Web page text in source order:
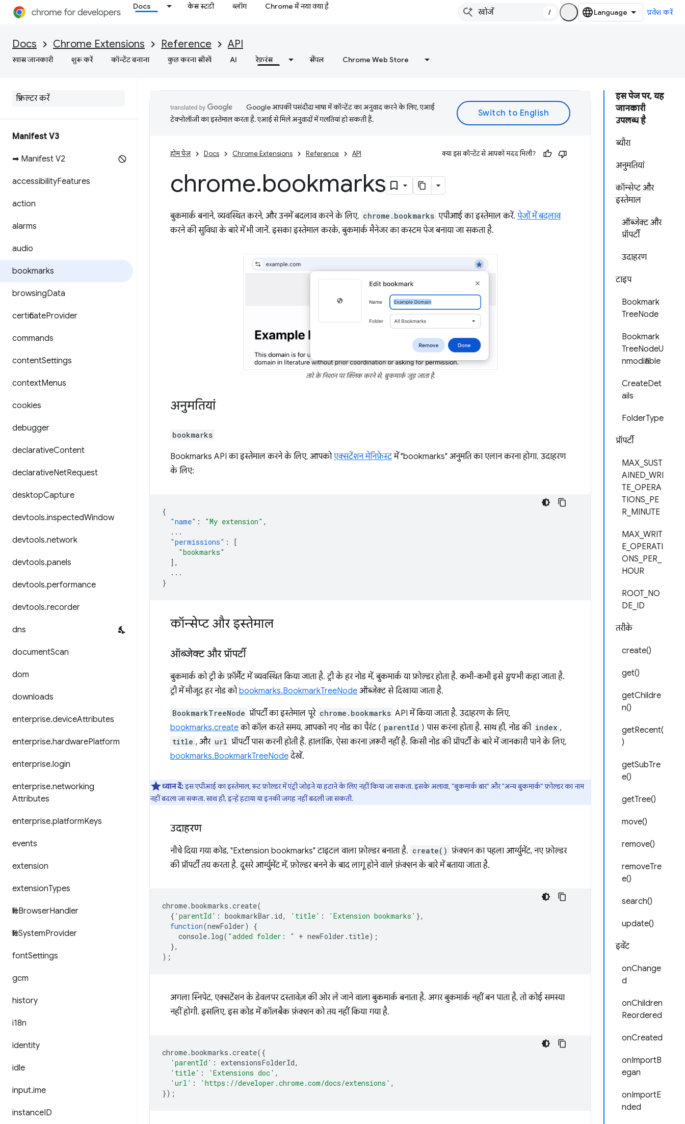
Docs केस स्टडी ब्लॉग Chrome में नया क्या है
/ प्रवेश करें
Docs Chrome Extensions Reference API
खास जानकारी शुरू करें कॉन्टेंट बनाना कुछ करना सीखें AI रेफ़रंस सैंपल Chrome Web Store
Manifest V3
➡ Manifest V2
accessibilityFeatures
action
alarms
audio
bookmarks
browsingData
certificateProvider
commands
contentSettings
contextMenus
cookies
debugger
declarativeContent
declarativeNetRequest
desktopCapture
devtools.inspectedWindow
devtools.network
devtools.panels
devtools.performance
devtools.recorder
dns
documentScan
dom
downloads
enterprise.deviceAttributes
enterprise.hardwarePlatform
enterprise.login
enterprise.networking
Attributes
enterprise.platformKeys
events
extension
extensionTypes
fileBrowserHandler
fileSystemProvider
fontSettings
gcm
history
i18n
identity
idle
input.ime
instanceID
इस पेज पर, यह
जानकारी
उपलब्ध है
ब्यौरा
अनुमतियां
कॉन्सेप्ट और
इस्तेमाल
ऑब्जेक्ट और
प्रॉपर्टी
उदाहरण
टाइप
Bookmark
TreeNode
Bookmark
TreeNodeU
nmodifiable
CreateDet
ails
FolderType
प्रॉपर्टी
MAX_SUST
AINED_WRI
TE_OPERA
TIONS_PE
R_MINUTE
MAX_WRIT
E_OPERATI
ONS_PER_
HOUR
ROOT_NO
DE_ID
तरीके
create()
get()
getChildre
n()
getRecent(
)
getSubTre
e()
getTree()
move()
remove()
removeTre
e()
search()
update()
इवेंट
onChange
d
onChildren
Reordered
onCreated
onImportB
egan
onImportE
nded
Google आपकी पसंदीदा भाषा में कॉन्टेंट का अनुवाद करने के लिए, एआई
टेक्नोलॉजी का इस्तेमाल करता है. एआई से मिले अनुवादों में गलतियां हो सकती हैं.
होम पेज Docs Chrome Extensions Reference API क्या इस कॉन्टेंट से आपको मदद मिली?
chrome.bookmarks
बुकमार्क बनाने, व्यवस्थित करने, और उनमें बदलाव करने के लिए, chrome.bookmarks एपीआई का इस्तेमाल करें. पेजों में बदलाव
करने की सुविधा के बारे में भी जानें. इसका इस्तेमाल करके, बुकमार्क मैनेजर का कस्टम पेज बनाया जा सकता है.
तारे के निशान पर क्लिक करने से, बुकमार्क जुड़ जाता है.
अनुमतियां
bookmarks
Bookmarks API का इस्तेमाल करने के लिए, आपकोएक्सटेंशन मेनिफ़ेस्टमें "bookmarks" अनुमति का एलान करना होगा. उदाहरण
के लिए:
{
"name" : "My extension" ,
...
"permissions" :
[
"bookmarks"
],
...
}
कॉन्सेप्ट और इस्तेमाल
ऑब्जेक्ट और प्रॉपर्टी
बुकमार्क को ट्री के फ़ॉर्मैट में व्यवस्थित किया जाता है. ट्री के हर नोड में, बुकमार्क या फ़ोल्डर होता है. कभी-कभी इसे ग्रुपभी कहा जाता है.
ट्री में मौजूद हर नोड कोbookmarks.BookmarkTreeNode ऑब्जेक्ट से दिखाया जाता है.
BookmarkTreeNode प्रॉपर्टी का इस्तेमाल पूरे chrome.bookmarks API में किया जाता है. उदाहरण के लिए,
bookmarks.createको कॉल करते समय, आपको नए नोड का पैरंट ( parentId ) पास करना होता है. साथ ही, नोड की index ,
title , और url प्रॉपर्टी पास करनी होती हैं. हालांकि, ऐसा करना ज़रूरी नहीं है. किसी नोड की प्रॉपर्टी के बारे में जानकारी पाने के लिए,
bookmarks.BookmarkTreeNodeदेखें.
ध्यान दें:इस एपीआई का इस्तेमाल, रूट फ़ोल्डर में एंट्री जोड़ने या हटाने के लिए नहीं किया जा सकता. इसके अलावा, "बुकमार्क बार" और "अन्य बुकमार्क" फ़ोल्डर का नाम
नहीं बदला जा सकता. साथ ही, इन्हें हटाया या इनकी जगह नहीं बदली जा सकती.
उदाहरण
नीचे दिया गया कोड, "Extension bookmarks" टाइटल वाला फ़ोल्डर बनाता है. create() फ़ंक्शन का पहला आर्ग्युमेंट, नए फ़ोल्डर
की प्रॉपर्टी तय करता है. दूसरे आर्ग्युमेंट में, फ़ोल्डर बनने के बाद लागू होने वाले फ़ंक्शन के बारे में बताया जाता है.
chrome.bookmarks .create(
{ 'parentId' : bookmarkBar . id, 'title' : 'Extension bookmarks' },
function(newFolder)
{
console. log( "added folder: " + newFolder . title);
},
);
अगला स्निपेट, एक्सटेंशन के डेवलपर दस्तावेज़ की ओर ले जाने वाला बुकमार्क बनाता है. अगर बुकमार्क नहीं बन पाता है, तो कोई समस्या
नहीं होगी. इसलिए, इस कोड में कॉलबैक फ़ंक्शन को तय नहीं किया गया है.
chrome.bookmarks .create({
'parentId' : extensionsFolderId,
'title' : 'Extensions doc' ,
'url' : 'https://developer.chrome.com/docs/extensions' ,
});